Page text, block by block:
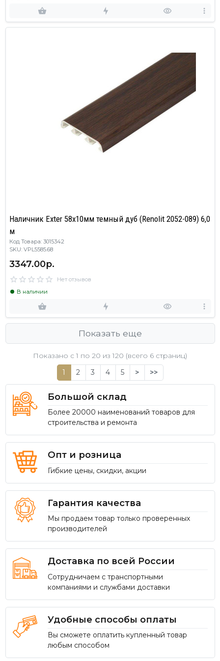
Наличник Exter 58х10мм темный дуб (Renolit 2052-089) 6,0
м
Код Товара: 3015342
SKU: VPL5585.68
3347.00р.
Нет отзывов
В наличии
Показать еще
Показано с 1 по 20 из 120 (всего 6 страниц)
1
2 3 4 5 > >>
Большой склад
Более 20000 наименований товаров для
строительства и ремонта
Опт и розница
Гибкие цены, скидки, акции
Гарантия качества
Мы продаем товар только проверенных
производителей
Доставка по всей России
Сотрудничаем с транспортными
компаниями и службами доставки
Удобные способы оплаты
Вы сможете оплатить купленный товар
любым способом